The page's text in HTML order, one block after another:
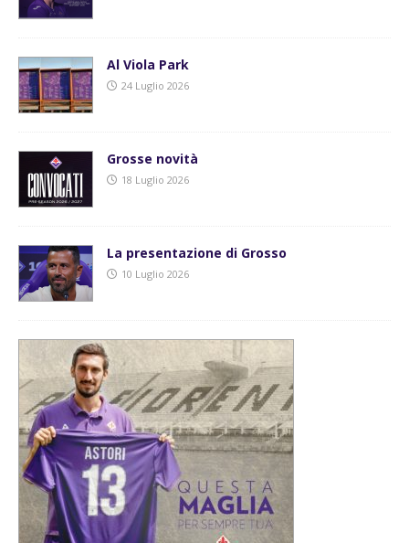
Al Viola Park
24 Luglio 2026
Grosse novità
18 Luglio 2026
La presentazione di Grosso
10 Luglio 2026